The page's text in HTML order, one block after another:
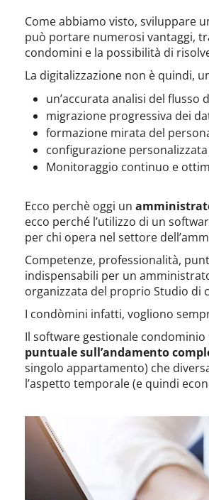
Come abbiamo visto, sviluppare
può portare numerosi vantaggi,
condomini e la possibilità di
La digitalizzazione non è quindi,
un’accurata analisi del flusso
migrazione progressiva dei
formazione mirata del
configurazione
Monitoraggio continuo e
Ecco perchè oggi un
ecco perché l’utilizzo di un
per chi opera nel settore
Competenze, professionalità,
indispensabili per un
organizzata del proprio Studio di
I condòmini infatti, vogliono
Il software gestionale
puntuale sull’andamento
singolo appartamento) che
l’aspetto temporale (e quindi